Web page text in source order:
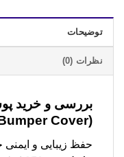
توضیحات
نظرات (0)
بررسی و خرید
(MG 350 Front Bumper Cover)
حفظ زیبایی و